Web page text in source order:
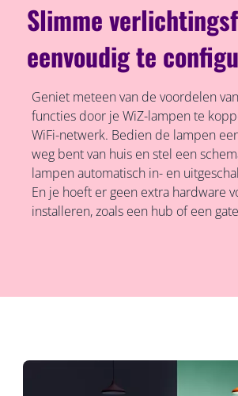
Slimme
eenvoudig te
Geniet meteen van de voordelen
functies door je WiZ-lampen te
WiFi-netwerk. Bedien de lampen
weg bent van huis en stel een
lampen automatisch in- en
En je hoeft er geen extra hardware
installeren, zoals een hub of een